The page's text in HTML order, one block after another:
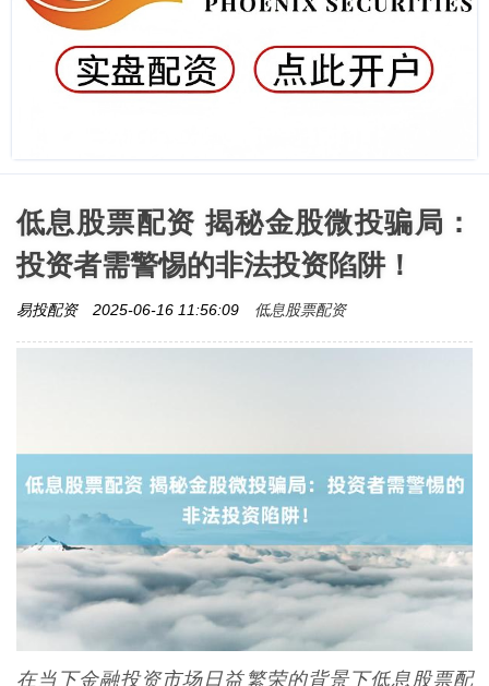
低息股票配资 揭秘金股微投骗局：
投资者需警惕的非法投资陷阱！
易投配资 2025-06-16 11:56:09 低息股票配资
在当下金融投资市场日益繁荣的背景下低息股票配